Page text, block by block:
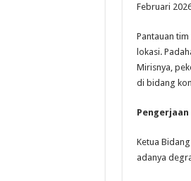
Februari
Pantauan
lokasi.
Mirisnya,
di bidang
Pengerjaan
Ketua
adanya